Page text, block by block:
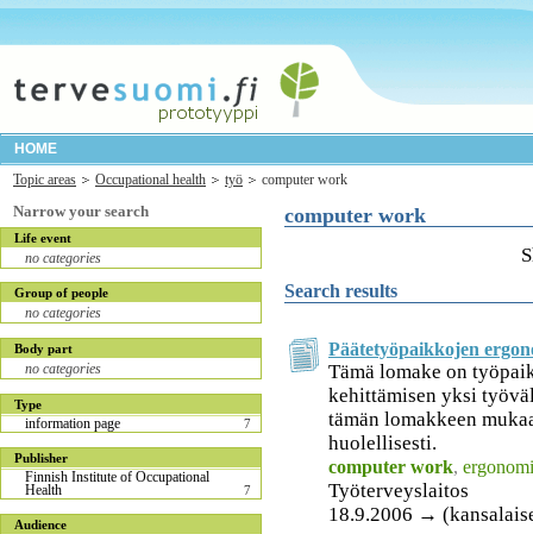
HOME
Topic areas
Occupational health työ computer work
Narrow your search
Life event
no categories
Group of people
no categories
Body part
no categories
Type
information page 7
Publisher
Finnish Institute of Occupational
Health 7
Audience
computer work
Search results
Päätetyöpaikkojen
Tämä lomake on
kehittämisen yksi
tämän lomakkeen
huolellisesti.
computer work,
Työterveyslaitos
18.9.2006 →